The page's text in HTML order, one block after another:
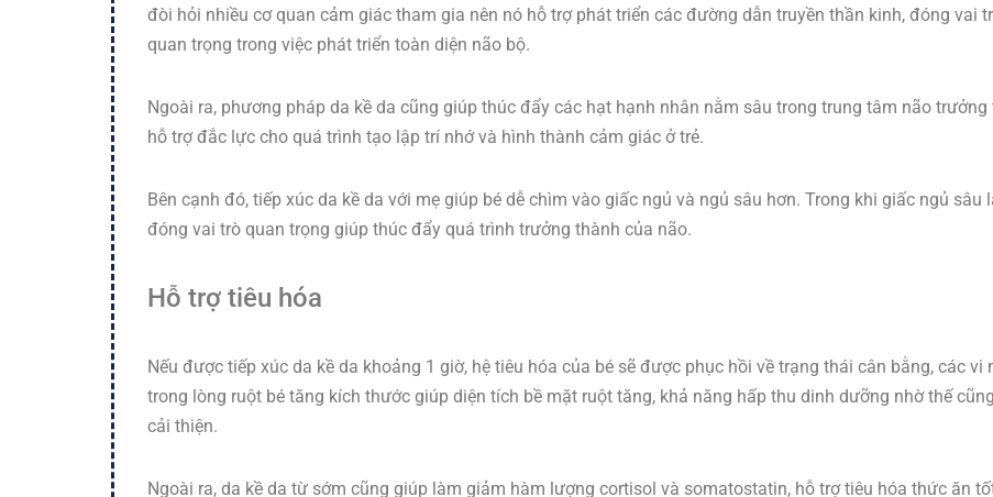
đòi hỏi nhiều cơ quan cảm giác tham gia nên nó hỗ trợ phát triển các đường dẫn truyền thần kinh, đóng vai
quan trọng trong việc phát triển toàn diện não bộ.
Ngoài ra, phương pháp da kề da cũng giúp thúc đẩy các hạt hạnh nhân nằm sâu trong trung tâm não trưởng
hỗ trợ đắc lực cho quá trình tạo lập trí nhớ và hình thành cảm giác ở trẻ.
Bên cạnh đó, tiếp xúc da kề da với mẹ giúp bé dễ chìm vào giấc ngủ và ngủ sâu hơn. Trong khi giấc ngủ sâu
đóng vai trò quan trọng giúp thúc đẩy quá trình trưởng thành của não.
Hỗ trợ tiêu hóa
Nếu được tiếp xúc da kề da khoảng 1 giờ, hệ tiêu hóa của bé sẽ được phục hồi về trạng thái cân bằng, các vi
trong lòng ruột bé tăng kích thước giúp diện tích bề mặt ruột tăng, khả năng hấp thu dinh dưỡng nhờ thế
cải thiện.
Ngoài ra, da kề da từ sớm cũng giúp làm giảm hàm lượng cortisol và somatostatin, hỗ trợ tiêu hóa thức ăn